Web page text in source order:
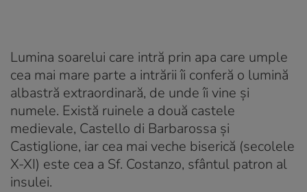
Lumina soarelui care intră prin apa care umple
cea mai mare parte a intrării îi conferă o lumină
albastră extraordinară, de unde îi vine și
numele. Există ruinele a două castele
medievale, Castello di Barbarossa și
Castiglione, iar cea mai veche biserică (secolele
X-XI) este cea a Sf. Costanzo, sfântul patron al
insulei.